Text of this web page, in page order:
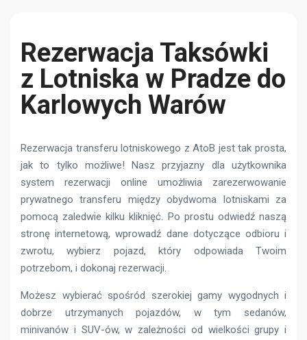
Rezerwacja Taksówki
z Lotniska w Pradze do
Karlowych Warów
Rezerwacja transferu lotniskowego z AtoB jest tak prosta,
jak to tylko możliwe! Nasz przyjazny dla użytkownika
system rezerwacji online umożliwia zarezerwowanie
prywatnego transferu między obydwoma lotniskami za
pomocą zaledwie kilku kliknięć. Po prostu odwiedź naszą
stronę internetową, wprowadź dane dotyczące odbioru i
zwrotu, wybierz pojazd, który odpowiada Twoim
potrzebom, i dokonaj rezerwacji.
Możesz wybierać spośród szerokiej gamy wygodnych i
dobrze utrzymanych pojazdów, w tym sedanów,
minivanów i SUV-ów, w zależności od wielkości grupy i